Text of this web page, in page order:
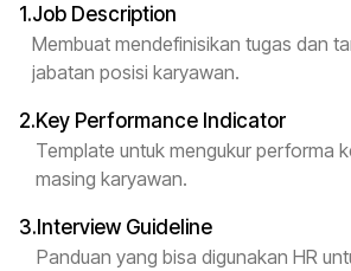
1.Job Description
Membuat mendefinisikan tugas dan
jabatan posisi karyawan.
2.Key Performance Indicator
Template untuk mengukur performa
masing karyawan.
3. Interview Guideline
Panduan yang bisa digunakan HR